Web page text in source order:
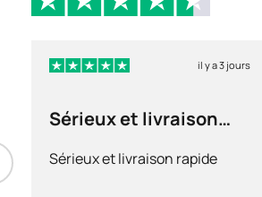
il y a 3 jours
Sérieux et livraison
Sérieux et livraison rapide